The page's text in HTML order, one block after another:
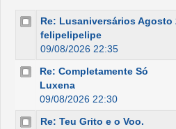
Re: Lusaniversários Agosto
felipelipelipe
09/08/2026 22:35
Re: Completamente Só
Luxena
09/08/2026 22:30
Re: Teu Grito e o Voo.